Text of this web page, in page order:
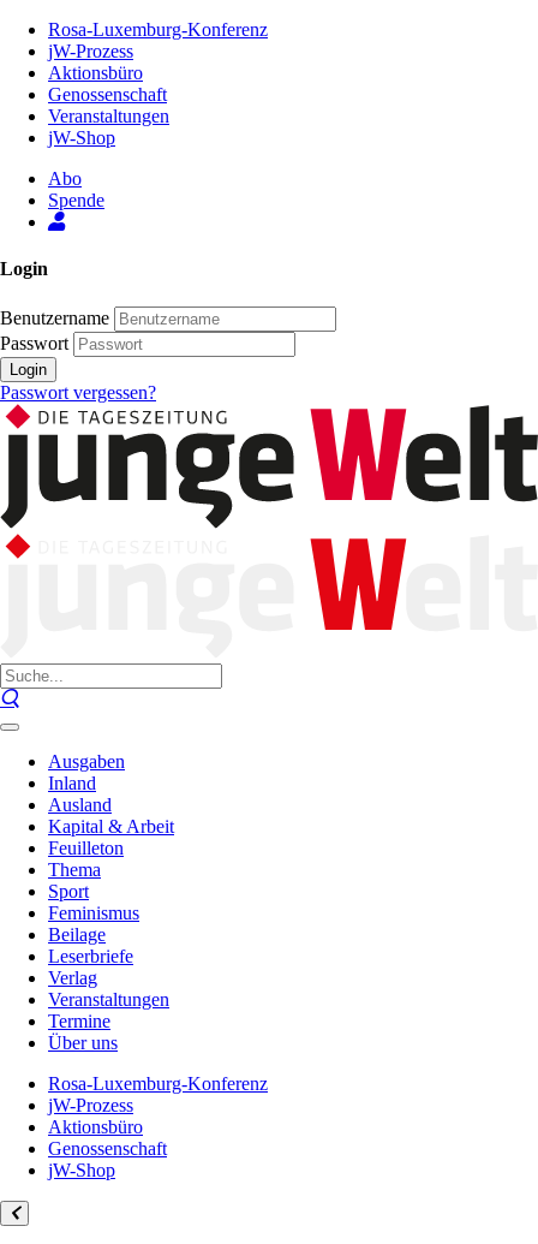
Inhalt
Seite
Rosa-Luxemburg-Konferenz
jW-Prozess
Aktionsbüro
Genossenschaft
Veranstaltungen
jW-Shop
Abo
Spende
Login
Benutzername
Passwort
Login
Passwort vergessen?
Ausgaben
Inland
Ausland
Kapital & Arbeit
Feuilleton
Thema
Sport
Feminismus
Beilage
Leserbriefe
Verlag
Veranstaltungen
Termine
Über uns
Rosa-Luxemburg-Konferenz
jW-Prozess
Aktionsbüro
Genossenschaft
jW-Shop